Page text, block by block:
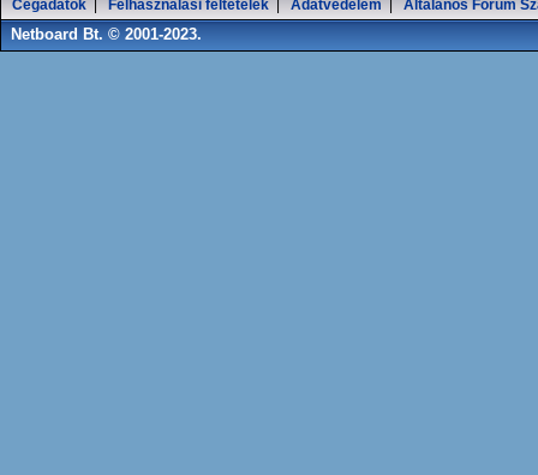
Cégadatok Felhasználási feltételek Adatvédelem Általános Fórum
Netboard Bt. © 2001-2023.